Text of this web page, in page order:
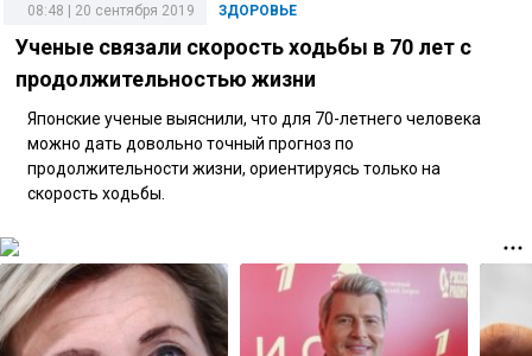
08:48 | 20 сентября 2019 ЗДОРОВЬЕ
Ученые связали скорость ходьбы в 70 лет с
продолжительностью жизни
Японские ученые выяснили, что для 70-летнего человека
можно дать довольно точный прогноз по
продолжительности жизни, ориентируясь только на
скорость ходьбы.